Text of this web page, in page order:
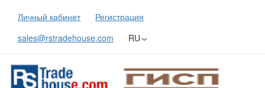
Личный кабинет
Регистрация
sales@rstradehouse.com
RU